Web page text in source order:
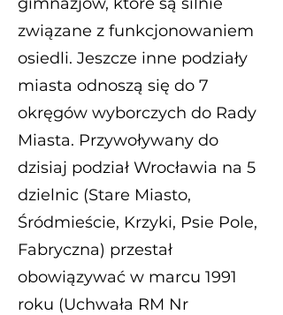
związane z funkcjonowaniem
osiedli. Jeszcze inne podziały
miasta odnoszą się do 7
okręgów wyborczych do Rady
Miasta. Przywoływany do
dzisiaj podział Wrocławia na 5
dzielnic (Stare Miasto,
Śródmieście, Krzyki, Psie Pole,
Fabryczna) przestał
obowiązywać w marcu 1991
roku (Uchwała RM Nr